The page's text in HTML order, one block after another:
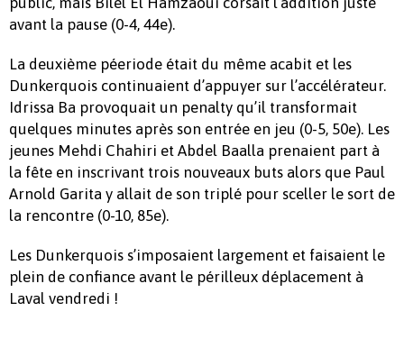
avant la pause (0-4, 44e).
La deuxième péeriode était du même acabit et les
Dunkerquois continuaient d’appuyer sur l’accélérateur.
Idrissa Ba provoquait un penalty qu’il transformait
quelques minutes après son entrée en jeu (0-5, 50e). Les
jeunes Mehdi Chahiri et Abdel Baalla prenaient part à
la fête en inscrivant trois nouveaux buts alors que Paul
Arnold Garita y allait de son triplé pour sceller le sort de
la rencontre (0-10, 85e).
Les Dunkerquois s’imposaient largement et faisaient le
plein de confiance avant le périlleux déplacement à
Laval vendredi !